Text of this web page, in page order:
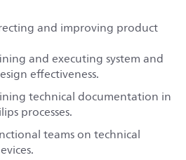
and improving product
and executing system and
effectiveness.
technical documentation in
processes.
teams on technical